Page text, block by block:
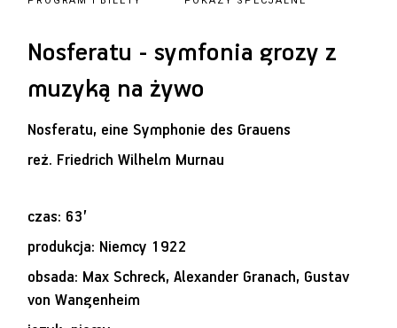
Nosferatu - symfonia grozy z
muzyką na żywo
Nosferatu, eine Symphonie des Grauens
reż. Friedrich Wilhelm Murnau
czas: 63’
produkcja: Niemcy 1922
obsada: Max Schreck, Alexander Granach, Gustav
von Wangenheim